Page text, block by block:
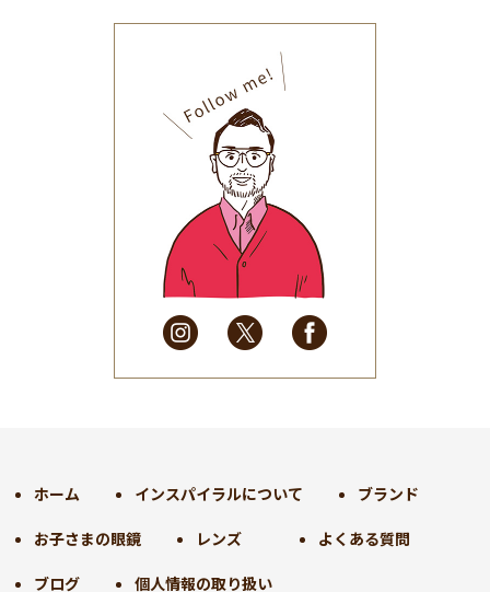
(32)
2025年9月(30)
2025年8月(31)
2025年7月(37)
2025年6月(48)
2025年5月
(41)
2025年4月
(32)
2025年3月(31)
2025年2月
(28)
2025年1月
(34)
2024年9月(30)
2024年7月(31)
2024年6月(30)
ホーム インスパイラルについて ブランド
お子さまの眼鏡 レンズ よくある質問
ブログ 個人情報の取り扱い